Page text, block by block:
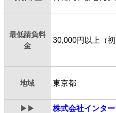
最低請負料
金
30,000円以上（初
地域 東京都
▶▶ 株式会社インタ